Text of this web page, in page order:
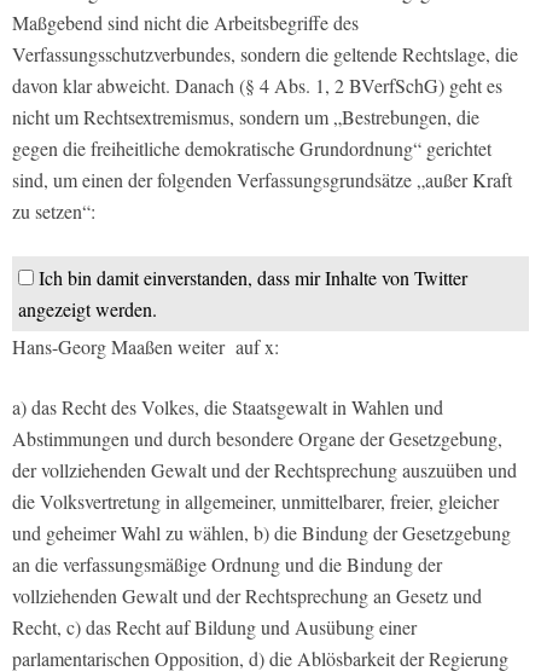
Maßgebend sind nicht die Arbeitsbegriffe des
Verfassungsschutzverbundes, sondern die geltende Rechtslage, die
davon klar abweicht. Danach (§ 4 Abs. 1, 2 BVerfSchG) geht es
nicht um Rechtsextremismus, sondern um „Bestrebungen, die
gegen die freiheitliche demokratische Grundordnung“ gerichtet
sind, um einen der folgenden Verfassungsgrundsätze „außer Kraft
zu setzen“:
Ich bin damit einverstanden, dass mir Inhalte von Twitter
angezeigt werden.
Hans-Georg Maaßen weiter auf x:
a) das Recht des Volkes, die Staatsgewalt in Wahlen und
Abstimmungen und durch besondere Organe der Gesetzgebung,
der vollziehenden Gewalt und der Rechtsprechung auszuüben und
die Volksvertretung in allgemeiner, unmittelbarer, freier, gleicher
und geheimer Wahl zu wählen, b) die Bindung der Gesetzgebung
an die verfassungsmäßige Ordnung und die Bindung der
vollziehenden Gewalt und der Rechtsprechung an Gesetz und
Recht, c) das Recht auf Bildung und Ausübung einer
parlamentarischen Opposition, d) die Ablösbarkeit der Regierung